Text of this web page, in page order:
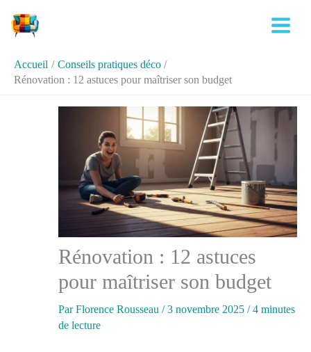
Accueil
Conseils pratiques déco
Rénovation : 12 astuces pour maîtriser son budget
Rénovation : 12 astuces
pour maîtriser son budget
ParFlorence Rousseau /3 novembre 2025 /4 minutes
de lecture